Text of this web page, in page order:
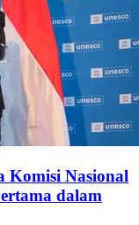
Komisi Nasional
dalam